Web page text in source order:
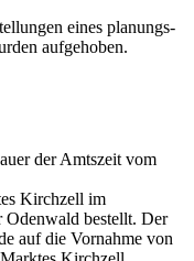
eines planungs-
aufgehoben.
der Amtszeit vom
Kirchzell im
Odenwald bestellt. Der
auf die Vornahme von